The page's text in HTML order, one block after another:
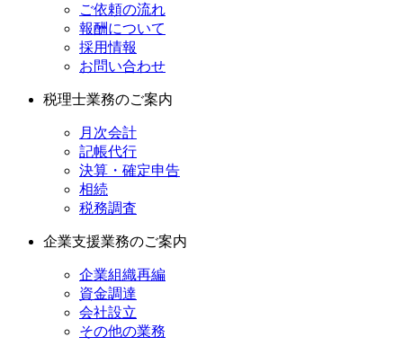
ご依頼の流れ
報酬について
採用情報
お問い合わせ
税理士業務のご案内
月次会計
記帳代行
決算・確定申告
相続
税務調査
企業支援業務のご案内
企業組織再編
資金調達
会社設立
その他の業務